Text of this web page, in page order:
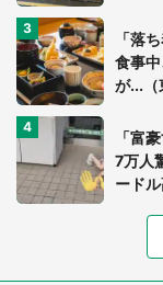
「落
食事
が...（
「富
7万人
ードル
あま